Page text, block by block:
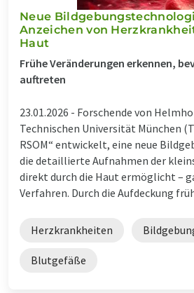
Neue
Anzeichen von
Haut
Frühe Veränderungen erkennen,
auftreten
23.01.2026 - Forschende von
Technischen Universität München
RSOM“ entwickelt, eine neue
die detaillierte Aufnahmen der
direkt durch die Haut ermöglicht –
Verfahren. Durch die Aufdeckung
Herzkrankheiten
Blutgefäße